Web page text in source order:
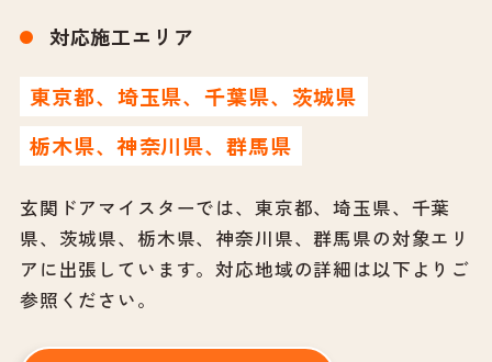
対応施工エリア
東京都、埼玉県、千葉県、茨城県
栃木県、神奈川県、群馬県
玄関ドアマイスターでは、東京都、埼玉県、千葉
県、茨城県、栃木県、神奈川県、群馬県の対象エリ
アに出張しています。 対応地域の詳細は以下よりご
参照ください。